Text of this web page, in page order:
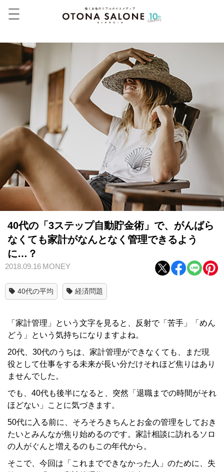
40代の「3ステップ自動貯金術」で、がんばら
なくても家計がなんとなく管理できるよう
に…？
2018.09.16 MONEY
40代の平均 経済問題
「家計管理」という文字を見ると、反射で「苦手」「めん
どう」という気持ちになりますよね。
20代、30代のうちは、家計管理ができなくても、まだ現
役として仕事をする未来が長い分だけそれほど焦りはあり
ませんでした。
でも、40代も後半になると、突然「退職までの時間がそれ
ほどない」ことに気づきます。
50代に入る前に、そろそろきちんとお金の管理をしておき
たいとみんなが焦り始めるのです。家計相談に訪れるソロ
の人がぐんと増えるのもこの年代から。
そこで、今回は「これまでできなかった人」のために、失